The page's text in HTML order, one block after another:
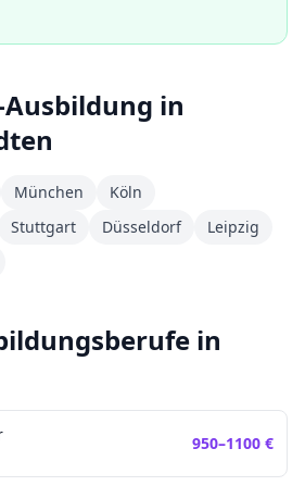
Ausbildung in
München
Köln
Stuttgart Düsseldorf
Leipzig
in
950–1100 €